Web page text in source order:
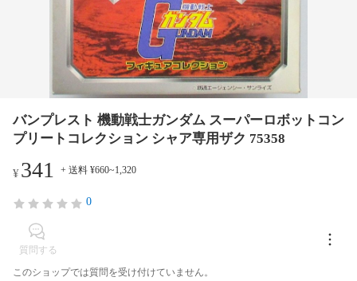
バンプレスト 機動戦士ガンダム スーパーロボットコン
プリートコレクション シャア専用ザク 75358
¥341 + 送料 ¥660~1,320
0
質問する
このショップでは質問を受け付けていません。